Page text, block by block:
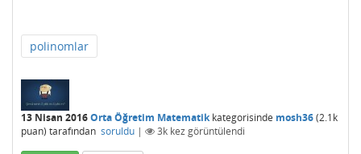
polinomlar
13 Nisan 2016Orta Öğretim Matematikkategorisinde mosh36(2.1k
puan) tarafından soruldu | 3k kez görüntülendi